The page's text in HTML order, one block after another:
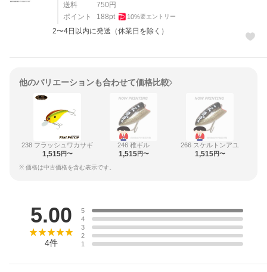
送料
750 円
ポイント
188pt 10%要エントリー
2〜4日以内に発送（休業日を除く）
他のバリエーションも合わせて価格比較
238 フラッシュワカサギ
1,515円〜
246 稚ギル
1,515円〜
266 スケルトンアユ
1,515円〜
※ 価格は中古価格を含む表示です。
5.00
4件
5
4
3
2
1